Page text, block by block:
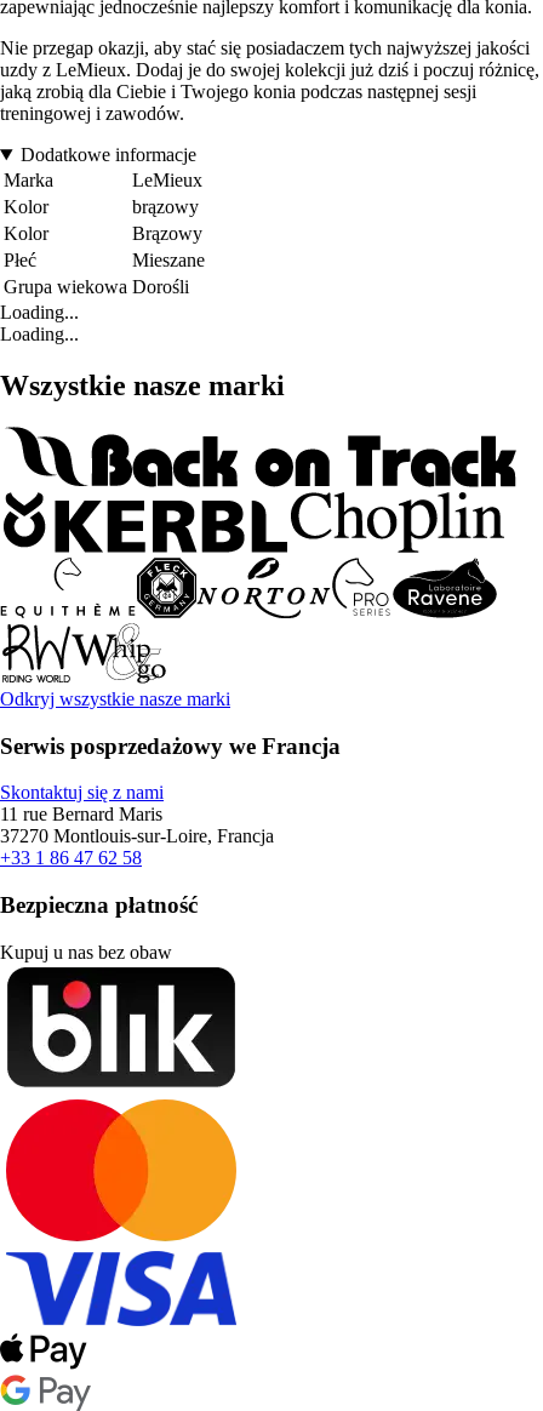
zapewniając jednocześnie najlepszy komfort i komunikację dla konia.
Nie przegap okazji, aby stać się posiadaczem tych najwyższej jakości
uzdy z LeMieux. Dodaj je do swojej kolekcji już dziś i poczuj różnicę,
jaką zrobią dla Ciebie i Twojego konia podczas następnej sesji
treningowej i zawodów.
Dodatkowe informacje
Marka
LeMieux
Kolor
brązowy
Kolor
Brązowy
Płeć
Mieszane
Grupa wiekowa Dorośli
Loading...
Loading...
Wszystkie nasze marki
Odkryj wszystkie nasze marki
Serwis posprzedażowy we Francja
Skontaktuj się z nami
11 rue Bernard Maris
37270 Montlouis-sur-Loire, Francja
+33 1 86 47 62 58
Bezpieczna płatność
Kupuj u nas bez obaw